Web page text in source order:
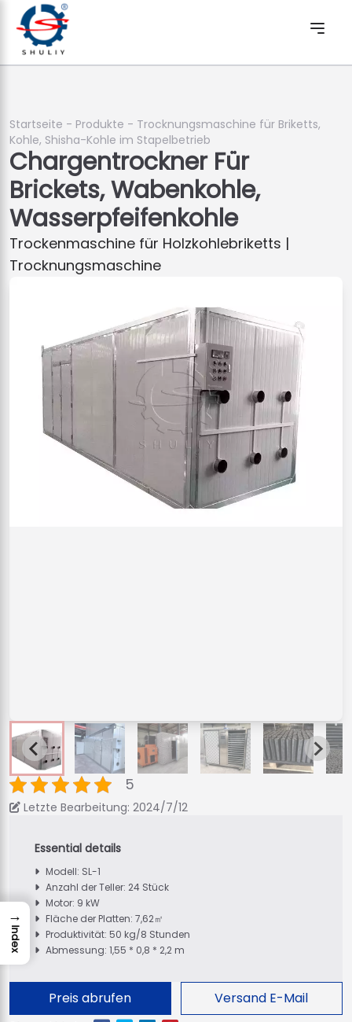
Startseite - Produkte - Trocknungsmaschine für Briketts,
Kohle, Shisha-Kohle im Stapelbetrieb
Chargentrockner Für
Brickets, Wabenkohle,
Wasserpfeifenkohle
Trockenmaschine für Holzkohlebriketts |
Trocknungsmaschine
5
Letzte Bearbeitung: 2024/7/12
Modell: SL-1
Anzahl der Teller: 24 Stück
Motor: 9 kW
Fläche der Platten: 7,62㎡
Produktivität: 50 kg/8 Stunden
Abmessung: 1,55 * 0,8 * 2,2 m
Preis abrufen Versand E-Mail
→
Index